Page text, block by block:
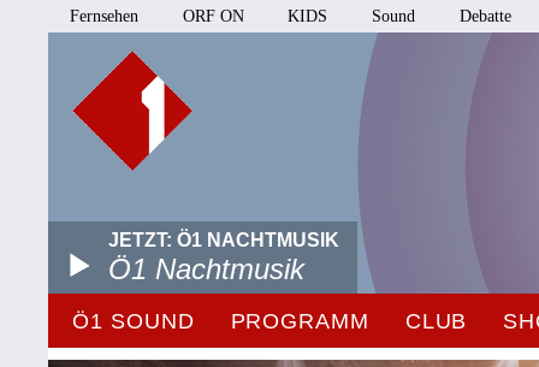
Fernsehen ORF ON KIDS Sound Debatte
JETZT: Ö1 NACHTMUSIK
Ö1 Nachtmusik
Ö1 SOUND PROGRAMM CLUB